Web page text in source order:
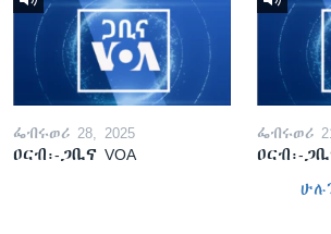
ፌብሩወሪ 28, 2025
ዐርብ፡-ጋቢና VOA
ፌብሩወሪ
ዐርብ፡-